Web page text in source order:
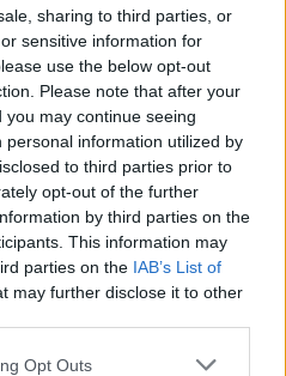
sharing to third parties, or
sensitive information for
use the below opt-out
Please note that after your
may continue seeing
information utilized by
to third parties prior to
opt-out of the further
by third parties on the
This information may
parties on the IAB’s List of
may further disclose it to other
app uses one or more Google
Opt Outs
ΕΘΝΟΣ στη Google
οι περισσότεροι
το βλέμμα τους στην
μιατριήμερη
νέα είναι καλά για
ξεφύγουν σύντομα
ξεκούρασης για τους
σε έναν μήνα,
τουΑγίου Πνεύματος